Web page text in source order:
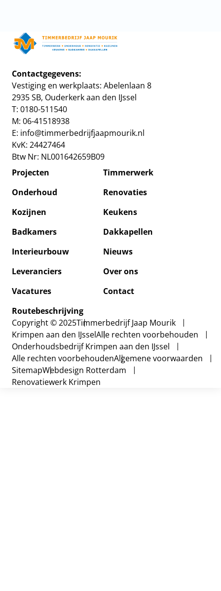
Over
Contactgegevens:
Vestiging en werkplaats: Abelenlaan 8
2935 SB, Ouderkerk aan den IJssel
T: 0180-511540
M: 06-41518938
E: info@timmerbedrijfjaapmourik.nl
KvK: 24427464
Btw Nr: NL001642659B09
Projecten
Timmerwerk
Onderhoud
Renovaties
Kozijnen
Keukens
Badkamers
Dakkapellen
Interieurbouw
Nieuws
Leveranciers
Over ons
Vacatures
Contact
Routebeschrijving
Copyright © 2025Timmerbedrijf Jaap Mourik
Krimpen aan den IJsselAlle rechten voorbehouden
Onderhoudsbedrijf Krimpen aan den IJssel
Alle rechten voorbehoudenAlgemene voorwaarden
SitemapWebdesign Rotterdam
Renovatiewerk Krimpen